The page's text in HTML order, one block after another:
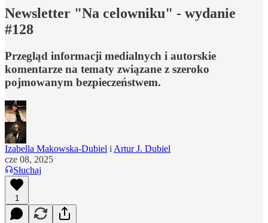
Newsletter "Na celowniku" - wydanie
#128
Przegląd informacji medialnych i autorskie
komentarze na tematy związane z szeroko
pojmowanym bezpieczeństwem.
Izabella Makowska-Dubiel i Artur J. Dubiel
cze 08, 2025
Słuchaj
1